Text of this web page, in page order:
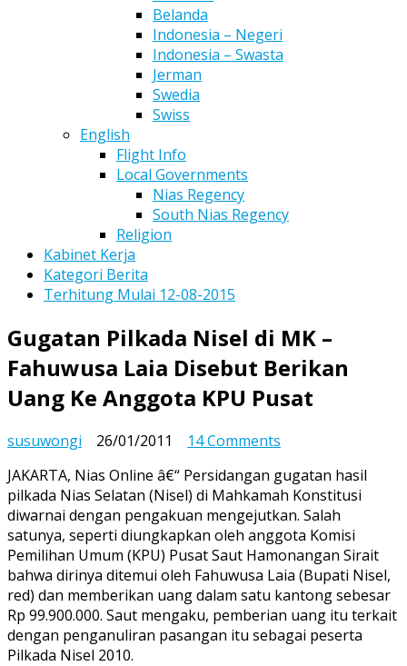
Belanda
Indonesia – Negeri
Indonesia – Swasta
Jerman
Swedia
Swiss
English
Flight Info
Local Governments
Nias Regency
South Nias Regency
Religion
Kabinet Kerja
Kategori Berita
Terhitung Mulai 12-08-2015
Gugatan Pilkada Nisel di MK –
Fahuwusa Laia Disebut Berikan
Uang Ke Anggota KPU Pusat
susuwongi 26/01/2011 14 Comments
Pilkada
Nisel
di
MK
–
Fahuwusa
Laia
Disebut
Berikan
JAKARTA, Nias Online â€“ Persidangan gugatan hasil
pilkada Nias Selatan (Nisel) di Mahkamah Konstitusi
diwarnai dengan pengakuan mengejutkan. Salah
satunya, seperti diungkapkan oleh anggota Komisi
Pemilihan Umum (KPU) Pusat Saut Hamonangan Sirait
bahwa dirinya ditemui oleh Fahuwusa Laia (Bupati Nisel,
red) dan memberikan uang dalam satu kantong sebesar
Rp 99.900.000. Saut mengaku, pemberian uang itu terkait
dengan penganuliran pasangan itu sebagai peserta
Pilkada Nisel 2010.